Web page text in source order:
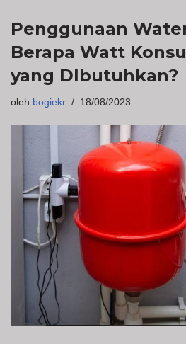
Penggunaan
Berapa Watt
yang DIbutuhkan?
oleh bogiekr 18/08/2023